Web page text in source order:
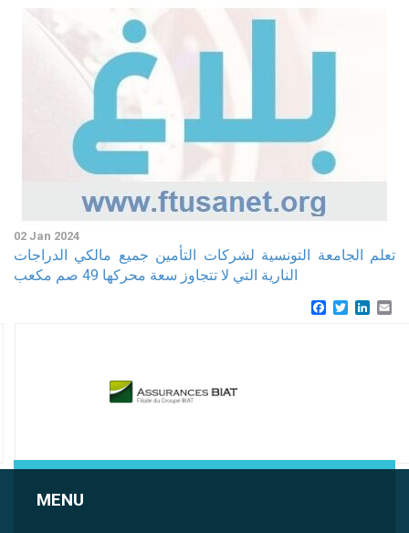
02 Jan 2024
تعلم الجامعة التونسية لشركات التأمين جميع مالكي الدراجات
النارية التي لا تتجاوز سعة محركها 49 صم مكعب
Facebook
Twitter
MENU